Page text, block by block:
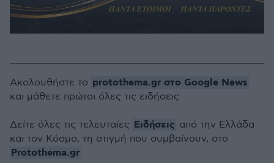
Ακολουθήστε το protothema.gr στο Google News
και μάθετε πρώτοι όλες τις ειδήσεις
Δείτε όλες τις τελευταίες Ειδήσεις από την Ελλάδα
και τον Κόσμο, τη στιγμή που συμβαίνουν, στο
Protothema.gr